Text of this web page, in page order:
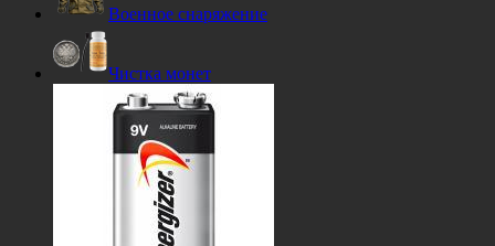
Военное снаряжение
Чистка монет